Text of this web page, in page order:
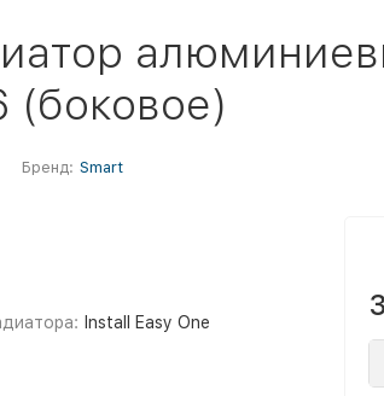
(боковое)
Бренд: Smart
Install Easy One